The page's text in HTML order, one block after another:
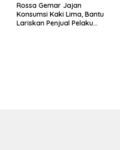
Rossa Gemar Jajan
Konsumsi Kaki Lima, Bantu
Lariskan Penjual Pelaku